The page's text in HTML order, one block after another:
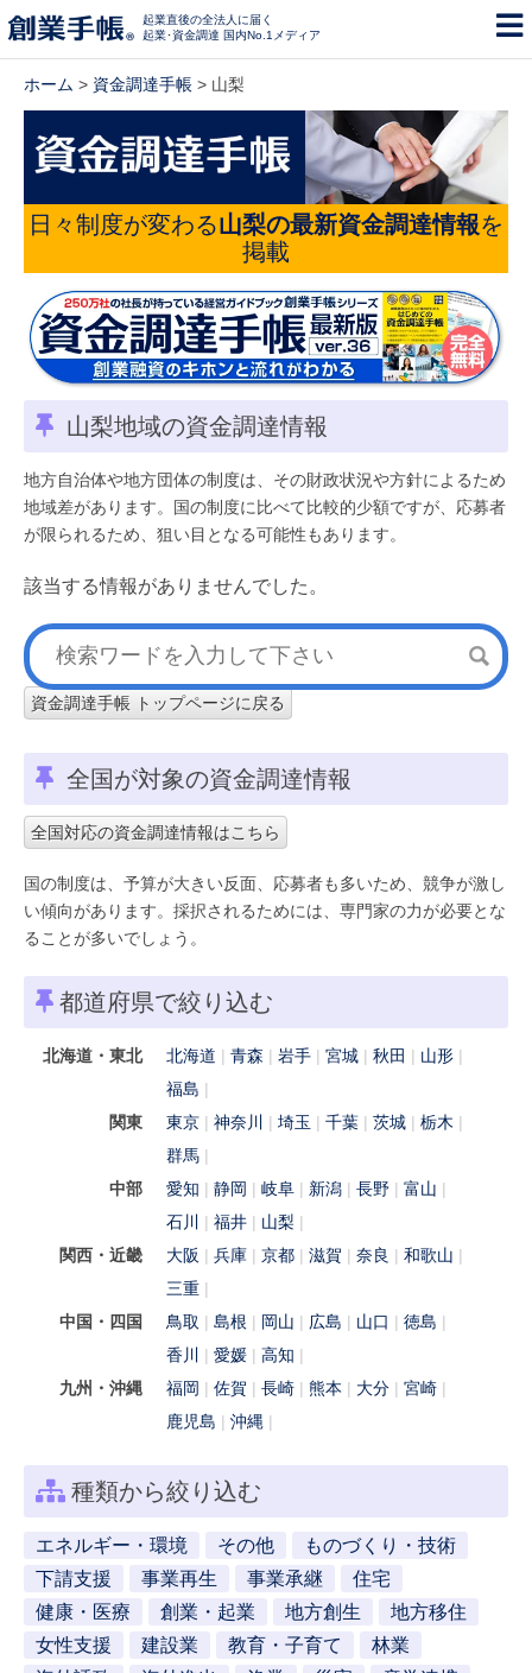
起業直後の全法人に届く
起業･資金調達 国内No.1メディア
ホーム > 資金調達手帳 > 山梨
日々制度が変わる山梨の最新資金調達情報を
掲載
山梨地域の資金調達情報
地方自治体や地方団体の制度は、その財政状況や方針によるため
地域差があります。国の制度に比べて比較的少額ですが、応募者
が限られるため、狙い目となる可能性もあります。
該当する情報がありませんでした。
資金調達手帳 トップページに戻る
全国が対象の資金調達情報
全国対応の資金調達情報はこちら
国の制度は、予算が大きい反面、応募者も多いため、競争が激し
い傾向があります。採択されるためには、専門家の力が必要とな
ることが多いでしょう。
都道府県で絞り込む
北海道・東北 北海道 青森 岩手 宮城 秋田
山形
福島
関東
東京 神奈川 埼玉 千葉 茨城
栃木
群馬
中部
愛知 静岡 岐阜 新潟 長野
富山
石川
福井
山梨
関西・近畿
大阪 兵庫 京都 滋賀 奈良
和歌山
三重
中国・四国
鳥取 島根 岡山 広島 山口
徳島
香川
愛媛
高知
九州・沖縄
福岡 佐賀 長崎 熊本 大分
宮崎
鹿児島
沖縄
種類から絞り込む
エネルギー・環境 その他
ものづくり・技術
下請支援
事業再生 事業承継
住宅
健康・医療
創業・起業 地方創生
地方移住
女性支援
建設業 教育・子育て
林業